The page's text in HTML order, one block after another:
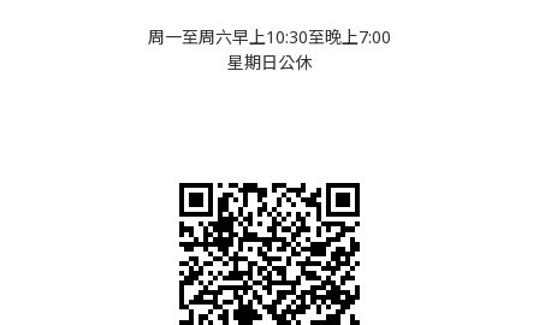
周一至周六早上10:30至晚上7:00
星期日公休